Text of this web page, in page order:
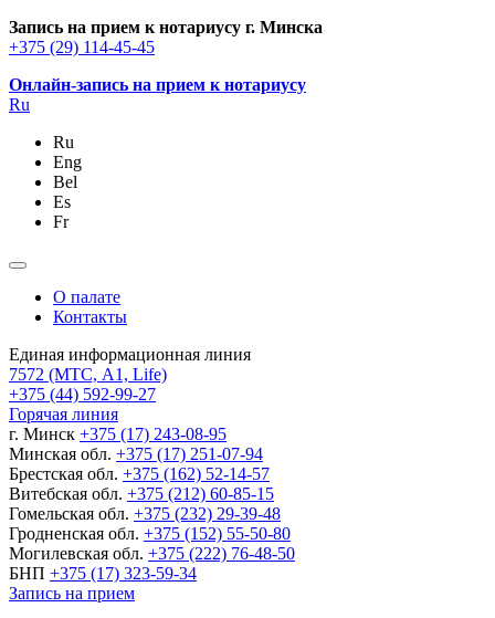
Запись на прием к нотариусу г. Минска
+375 (29) 114-45-45
Онлайн-запись на прием к нотариусу
Ru
Ru
Eng
Bel
Es
Fr
О палате
Контакты
Единая информационная линия
7572 (МТС, A1, Life)
+375 (44) 592-99-27
Горячая линия
г. Минск +375 (17) 243-08-95
Минская обл. +375 (17) 251-07-94
Брестская обл. +375 (162) 52-14-57
Витебская обл. +375 (212) 60-85-15
Гомельская обл. +375 (232) 29-39-48
Гродненская обл. +375 (152) 55-50-80
Могилевская обл. +375 (222) 76-48-50
БНП +375 (17) 323-59-34
Запись на прием